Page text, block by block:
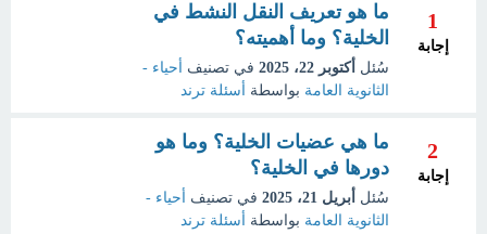
1
إجابة
ما هو تعريف النقل النشط في
الخلية؟ وما أهميته؟
سُئل أكتوبر 22، 2025 في تصنيف
أحياء -
الثانوية العامة بواسطة أسئلة ترند
2
إجابة
ما هي عضيات الخلية؟ وما هو
دورها في الخلية؟
سُئل أبريل 21، 2025 في تصنيف
أحياء -
الثانوية العامة بواسطة أسئلة ترند